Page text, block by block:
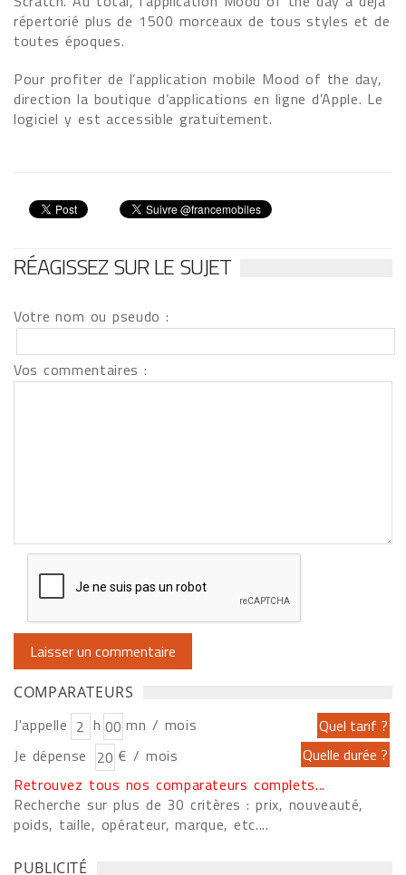
répertorié plus de 1500 morceaux de tous styles et de
toutes époques.
Pour profiter de l’application mobile Mood of the day,
direction la boutique d’applications en ligne d’Apple. Le
logiciel y est accessible gratuitement.
RÉAGISSEZ SUR LE SUJET
Votre nom ou pseudo :
Vos commentaires :
COMPARATEURS
J'appelle h
mn / mois
Je dépense
€ / mois
Retrouvez tous nos comparateurs complets...
Recherche sur plus de 30 critères : prix, nouveauté,
poids, taille, opérateur, marque, etc....
PUBLICITÉ